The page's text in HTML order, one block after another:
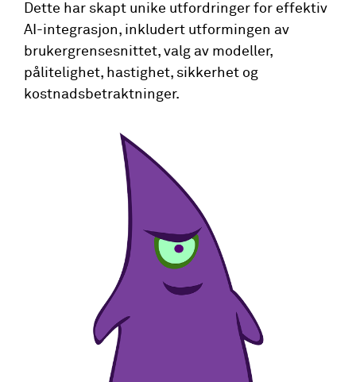
Dette har skapt unike utfordringer for effektiv
AI-integrasjon, inkludert utformingen av
brukergrensesnittet, valg av modeller,
pålitelighet, hastighet, sikkerhet og
kostnadsbetraktninger.